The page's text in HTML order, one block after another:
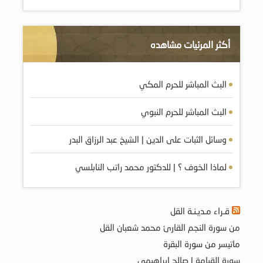
أكثر المرئيات مشاهده
البث المباشر للحرم المكي
البث المباشر للحرم النبوي
وسائل الثبات على الدين | الشيخ عبد الرزاق البدر
لماذا الخوف ؟ | للدكتور محمد راتب النابلسي
قـراء مـديـنـة القل
من سورة النجم القارئ محمد شعبان القل
ماتيسر من سورة البقرة
سورة القيامة | صالح ابراهيمي